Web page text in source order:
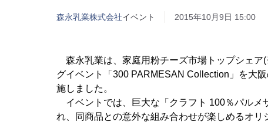
森永乳業株式会社イベント 2015年10月9日 15:00
森永乳業は、家庭用粉チーズ市場トップシェ
グイベント「300 PARMESAN Collection」を大
施しました。
イベントでは、巨大な「クラフト 100％パルメ
れ、同商品との意外な組み合わせが楽しめるオ